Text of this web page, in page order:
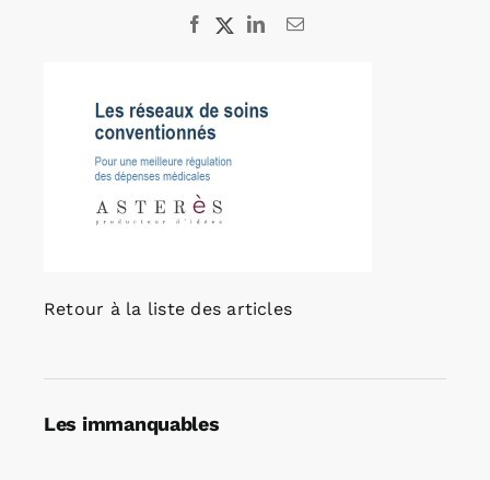
Facebook
X LinkedInEmail
Retour à la liste des articles
Les immanquables